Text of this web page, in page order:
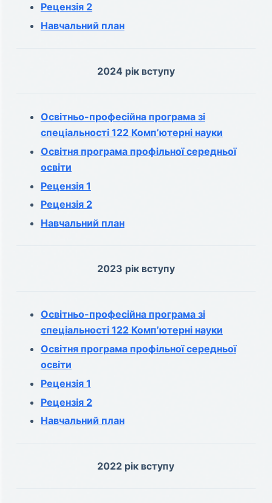
Рецензія 2
Навчальний план
2024 рік вступу
Освітньо-професійна програма зі
спеціальності 122 Комп’ютерні науки
Освітня програма профільної середньої
освіти
Рецензія 1
Рецензія 2
Навчальний план
2023 рік вступу
Освітньо-професійна програма зі
спеціальності 122 Комп’ютерні науки
Освітня програма профільної середньої
освіти
Рецензія 1
Рецензія 2
Навчальний план
2022 рік вступу